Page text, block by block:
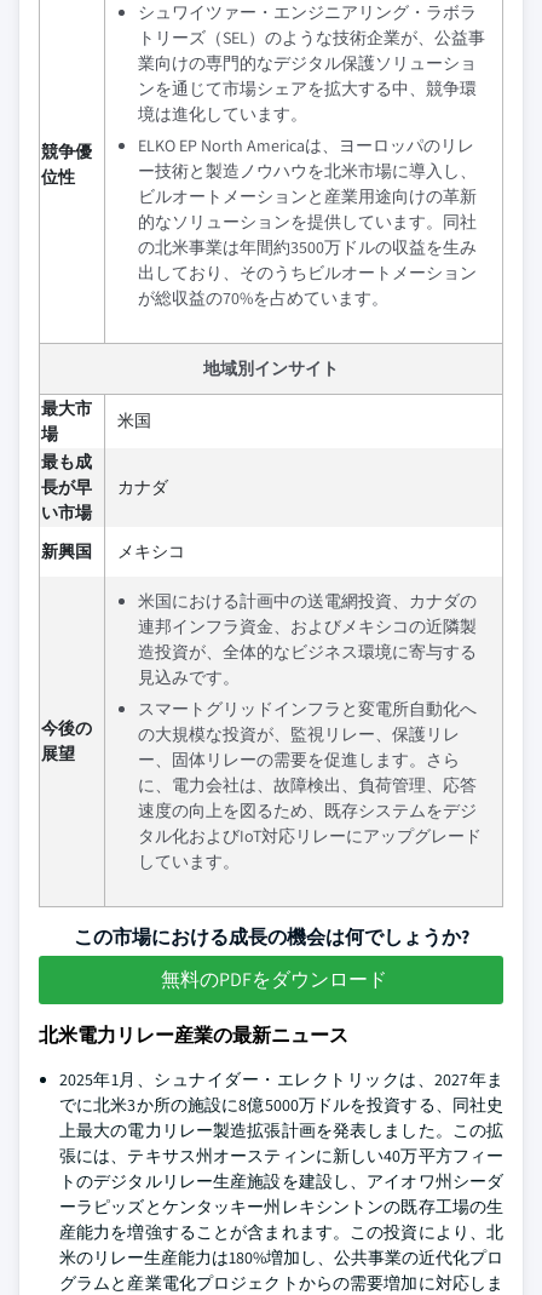
競争優
位性
シュワイツァー・エンジニアリング・ラボラ
トリーズ（SEL）のような技術企業が、公益事
業向けの専門的なデジタル保護ソリューショ
ンを通じて市場シェアを拡大する中、競争環
境は進化しています。
ELKO EP North Americaは、ヨーロッパのリレ
ー技術と製造ノウハウを北米市場に導入し、
ビルオートメーションと産業用途向けの革新
的なソリューションを提供しています。同社
の北米事業は年間約3500万ドルの収益を生み
出しており、そのうちビルオートメーション
が総収益の70%を占めています。
地域別インサイト
最大市
場
米国
最も成
長が早
い市場
カナダ
新興国 メキシコ
今後の
展望
米国における計画中の送電網投資、カナダの
連邦インフラ資金、およびメキシコの近隣製
造投資が、全体的なビジネス環境に寄与する
見込みです。
スマートグリッドインフラと変電所自動化へ
の大規模な投資が、監視リレー、保護リレ
ー、固体リレーの需要を促進します。さら
に、電力会社は、故障検出、負荷管理、応答
速度の向上を図るため、既存システムをデジ
タル化およびIoT対応リレーにアップグレード
しています。
この市場における成長の機会は何でしょうか?
無料のPDFをダウンロード
北米電力リレー産業の最新ニュース
2025年1月、シュナイダー・エレクトリックは、2027年ま
でに北米3か所の施設に8億5000万ドルを投資する、同社史
上最大の電力リレー製造拡張計画を発表しました。この拡
張には、テキサス州オースティンに新しい40万平方フィー
トのデジタルリレー生産施設を建設し、アイオワ州シーダ
ーラピッズとケンタッキー州レキシントンの既存工場の生
産能力を増強することが含まれます。この投資により、北
米のリレー生産能力は180%増加し、公共事業の近代化プロ
グラムと産業電化プロジェクトからの需要増加に対応しま